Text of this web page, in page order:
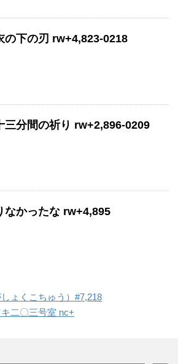
の下の刃 rw+4,823-0218
三分間の祈り rw+2,896-0209
なかったな rw+4,895
ょくこちゅう）#7,218
二〇三号室 nc+